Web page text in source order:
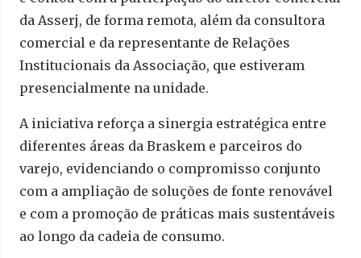
da Asserj, de forma remota, além da consultora
comercial e da representante de Relações
Institucionais da Associação, que estiveram
presencialmente na unidade.
A iniciativa reforça a sinergia estratégica entre
diferentes áreas da Braskem e parceiros do
varejo, evidenciando o compromisso conjunto
com a ampliação de soluções de fonte renovável
e com a promoção de práticas mais sustentáveis
ao longo da cadeia de consumo.